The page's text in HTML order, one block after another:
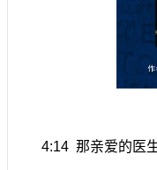
4:14 那亲爱的医